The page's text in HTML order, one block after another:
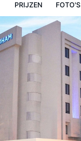
PRIJZEN FOTO'S